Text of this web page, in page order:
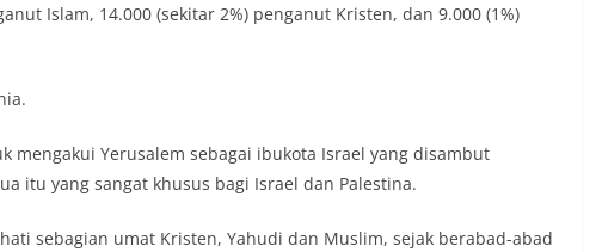
Islam, 14.000 (sekitar 2%) penganut Kristen, dan 9.000 (1%)
mengakui Yerusalem sebagai ibukota Israel yang disambut
itu yang sangat khusus bagi Israel dan Palestina.
sebagian umat Kristen, Yahudi dan Muslim, sejak berabad-abad